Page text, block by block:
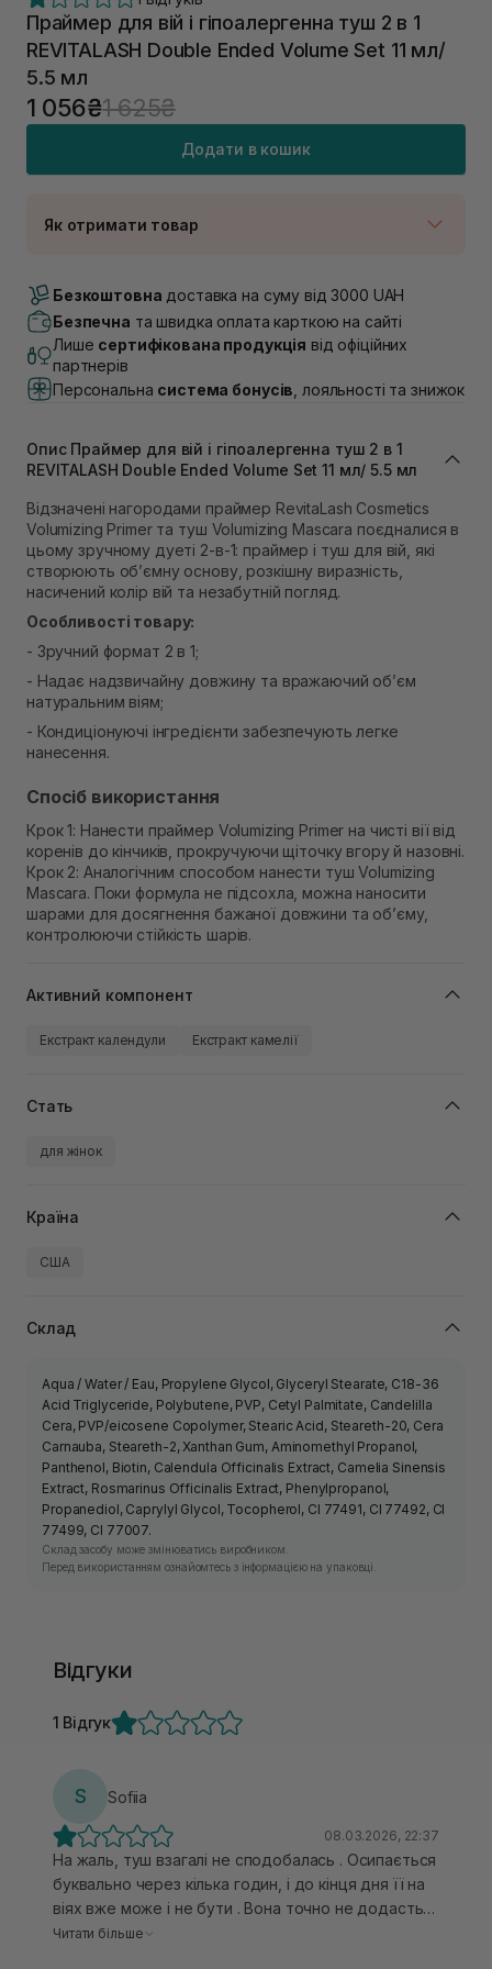
Праймер для вій і гіпоалергенна туш 2 в 1
REVITALASH Double Ended Volume Set 11 мл/
5.5 мл
1 056₴1 625₴
Додати в кошик
Як отримати товар
В наявності
Самовивіз м. Луцьк, вул. Винниченка 4
В наявності
Самовивіз м. Львів, вул. Академіка Підстригача, 1В
(Duck’s Lake)
Немає в наявності!
В наявності
Самовивіз м. Львів, вул. Степана Бандери 45
Самовивіз м. Рівне, вул. 16-го Липня, 15
В наявності
Самовивіз м. Рівне, вул. Кулика і Гудачека 23 (ТЦ
Екватор)
В наявності
Безкоштовна доставка на суму від 3000 UAH
Безпечна та швидка оплата карткою на сайті
Лише сертифікована продукція від офіційних
партнерів
Персональна система бонусів , лояльності та знижок
Опис Праймер для вій і гіпоалергенна туш 2 в 1
REVITALASH Double Ended Volume Set 11 мл/ 5.5 мл
Відзначені нагородами праймер RevitaLash Cosmetics
Volumizing Primer та туш Volumizing Mascara поєдналися в
цьому зручному дуеті 2-в-1: праймер і туш для вій, які
створюють об’ємну основу, розкішну виразність,
насичений колір вій та незабутній погляд.
Особливості товару:
- Зручний формат 2 в 1;
- Надає надзвичайну довжину та вражаючий об’єм
натуральним віям;
- Кондиціонуючі інгредієнти забезпечують легке
нанесення.
Спосіб використання
Крок 1: Нанести праймер Volumizing Primer на чисті вії від
коренів до кінчиків, прокручуючи щіточку вгору й назовні.
Крок 2: Аналогічним способом нанести туш Volumizing
Mascara. Поки формула не підсохла, можна наносити
шарами для досягнення бажаної довжини та об’єму,
контролюючи стійкість шарів.
Активний компонент
Екстракт календули Екстракт камелії
Стать
для жінок
Країна
США
Склад
Aqua / Water / Eau, Propylene Glycol, Glyceryl Stearate, C18-36
Acid Triglyceride, Polybutene, PVP, Cetyl Palmitate, Candelilla
Cera, PVP/eicosene Copolymer, Stearic Acid, Steareth-20, Cera
Carnauba, Steareth-2, Xanthan Gum, Aminomethyl Propanol,
Panthenol, Biotin, Calendula Officinalis Extract, Camelia Sinensis
Extract, Rosmarinus Officinalis Extract, Phenylpropanol,
Propanediol, Caprylyl Glycol, Tocopherol, CI 77491, CI 77492, CI
77499, CI 77007.
Склад засобу може змінюватись виробником.
Перед використанням ознайомтесь з інформацією на упаковці.
Відгуки
1 Відгук
S Sofiia
08.03.2026, 22:37
На жаль, туш взагалі не сподобалась . Осипається
буквально через кілька годин, і до кінця дня її на
віях вже може і не бути . Вона точно не додасть
довжини. З небагатьох плюсів -це те, що вона не
Читати більше